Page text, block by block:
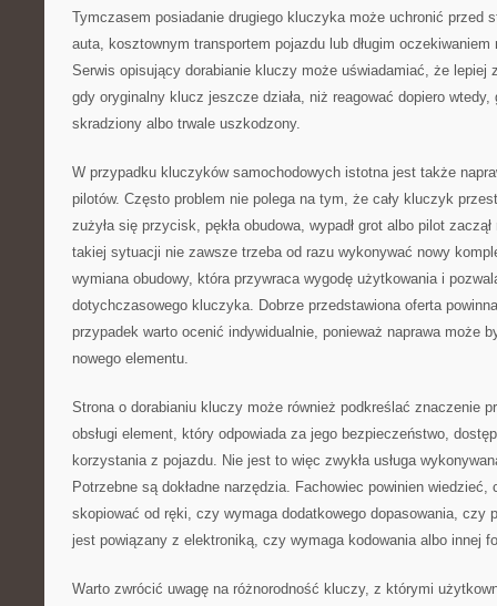
Tymczasem posiadanie drugiego kluczyka może uchronić przed
auta, kosztownym transportem pojazdu lub długim oczekiwaniem
Serwis opisujący dorabianie kluczy może uświadamiać, że lepiej
gdy oryginalny klucz jeszcze działa, niż reagować dopiero
skradziony albo trwale uszkodzony.
W przypadku kluczyków samochodowych istotna jest także
pilotów. Często problem nie polega na tym, że cały kluczyk
zużyła się przycisk, pękła obudowa, wypadł grot albo pilot
takiej sytuacji nie zawsze trzeba od razu wykonywać nowy
wymiana obudowy, która przywraca wygodę użytkowania i
dotychczasowego kluczyka. Dobrze przedstawiona oferta
przypadek warto ocenić indywidualnie, ponieważ naprawa może
nowego elementu.
Strona o dorabianiu kluczy może również podkreślać znaczenie
obsługi element, który odpowiada za jego bezpieczeństwo,
korzystania z pojazdu. Nie jest to więc zwykła usługa
Potrzebne są dokładne narzędzia. Fachowiec powinien
skopiować od ręki, czy wymaga dodatkowego dopasowania, czy
jest powiązany z elektroniką, czy wymaga kodowania albo innej
Warto zwrócić uwagę na różnorodność kluczy, z którymi